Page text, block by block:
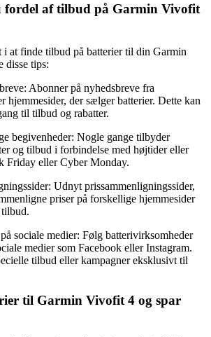
fordel af tilbud på Garmin Vivofit
i at finde tilbud på batterier til din Garmin
disse tips:
Abonner på nyhedsbreve fra
hjemmesider, der sælger batterier. Dette kan
til tilbud og rabatter.
begivenheder: Nogle gange tilbyder
og tilbud i forbindelse med højtider eller
Friday eller Cyber Monday.
Udnyt prissammenligningssider,
priser på forskellige hjemmesider
sociale medier: Følg batterivirksomheder
medier som Facebook eller Instagram.
tilbud eller kampagner eksklusivt til
til Garmin Vivofit 4 og spar